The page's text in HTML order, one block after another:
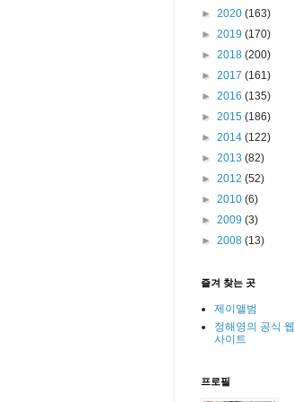
► 2020 (163)
► 2019 (170)
► 2018 (200)
► 2017 (161)
► 2016 (135)
► 2015 (186)
► 2014 (122)
► 2013 (82)
► 2012 (52)
► 2010 (6)
► 2009 (3)
► 2008 (13)
즐겨 찾는 곳
제이앨범
정해영의 공식 웹
사이트
프로필